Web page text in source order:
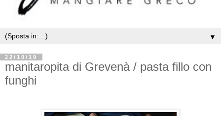
▼
22/10/19
manitaropita di Grevenà / pasta fillo con
funghi